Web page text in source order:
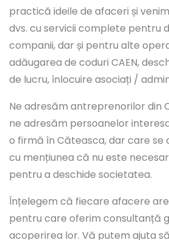
practică ideile de afaceri și
dvs. cu servicii complete pentru
companii, dar și pentru alte
adăugarea de coduri CAEN,
de lucru, înlocuire asociați /
Ne adresăm antreprenorilor din
ne adresăm persoanelor
o firmă în Căteasca, dar care
cu mențiunea că nu este
pentru a deschide societatea.
Înțelegem că fiecare afacere
pentru care oferim consultanță
acoperirea lor. Vă putem ajuta